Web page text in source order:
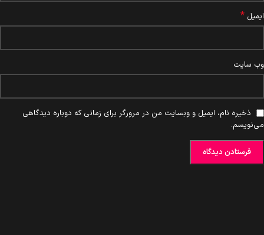
ایمیل *
وب‌ سایت
ذخیره نام، ایمیل و وبسایت من در مرورگر برای زمانی که دوباره دیدگاهی
می‌نویسم.